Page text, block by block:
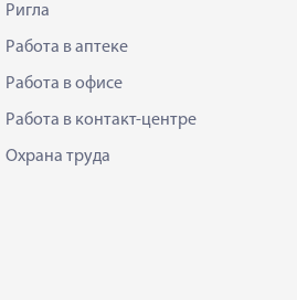
Ригла
Работа в аптеке
Работа в офисе
Работа в контакт-центре
Охрана труда